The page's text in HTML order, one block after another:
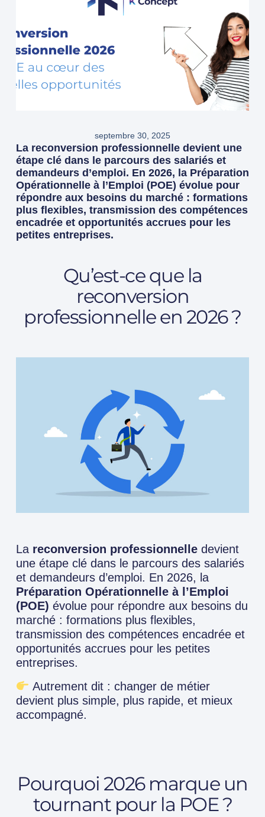
septembre 30, 2025
La reconversion professionnelle devient une
étape clé dans le parcours des salariés et
demandeurs d’emploi. En 2026, la Préparation
Opérationnelle à l’Emploi (POE) évolue pour
répondre aux besoins du marché : formations
plus flexibles, transmission des compétences
encadrée et opportunités accrues pour les
petites entreprises.
Qu’est-ce que la
reconversion
professionnelle en 2026 ?
La reconversion professionnelledevient
une étape clé dans le parcours des salariés
et demandeurs d’emploi. En 2026, la
Préparation Opérationnelle à l’Emploi
(POE) évolue pour répondre aux besoins du
marché : formations plus flexibles,
transmission des compétences encadrée et
opportunités accrues pour les petites
entreprises.
Autrement dit : changer de métier
devient plus simple, plus rapide, et mieux
accompagné.
Pourquoi 2026 marque un
tournant pour la POE ?